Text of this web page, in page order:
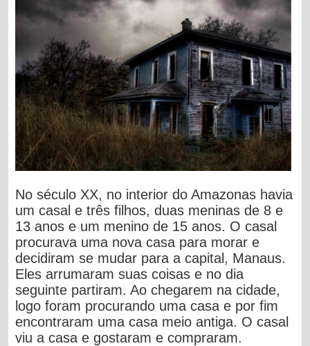
No século XX, no interior do Amazonas havia
um casal e três filhos, duas meninas de 8 e
13 anos e um menino de 15 anos. O casal
procurava uma nova casa para morar e
decidiram se mudar para a capital, Manaus.
Eles arrumaram suas coisas e no dia
seguinte partiram. Ao chegarem na cidade,
logo foram procurando uma casa e por fim
encontraram uma casa meio antiga. O casal
viu a casa e gostaram e compraram.